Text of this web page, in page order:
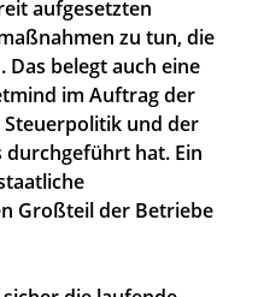
aufgesetzten
zu tun, die
belegt auch eine
im Auftrag der
Steuerpolitik und der
hat. Ein
Großteil der Betriebe